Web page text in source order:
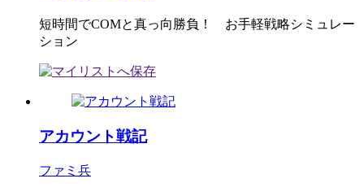
短時間でCOMと真っ向勝負！ お手軽戦略シミュレー
ション
アカウント戦記
ファミ兵